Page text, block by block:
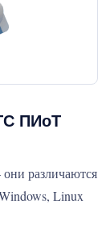
ПИоТ
различаются
Linux